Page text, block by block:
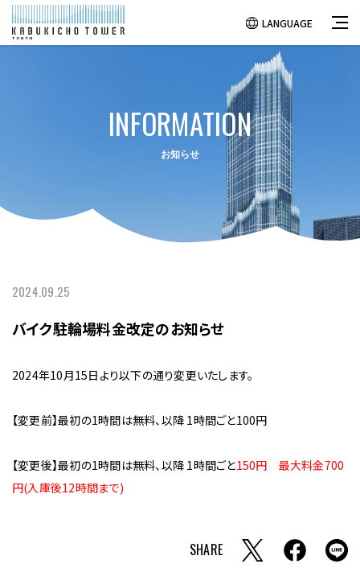
LANGUAGE
INFORMATION
お知らせ
2024.09.25
バイク駐輪場料金改定のお知らせ
2024年10月15日より以下の通り変更いたします。
【変更前】最初の1時間は無料、以降 1時間ごと100円
【変更後】最初の1時間は無料、以降 1時間ごと150円 最大料金700
円(入庫後12時間まで)
SHARE